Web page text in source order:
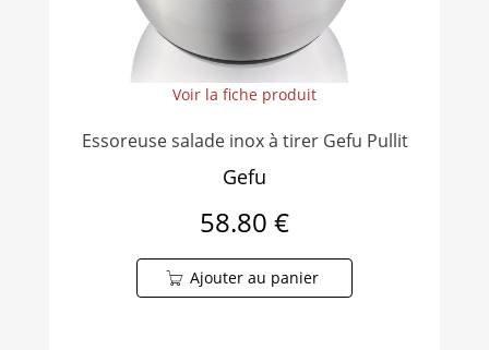
Voir la fiche produit
Essoreuse salade inox à tirer Gefu Pullit
Gefu
58.80 €
Ajouter au panier